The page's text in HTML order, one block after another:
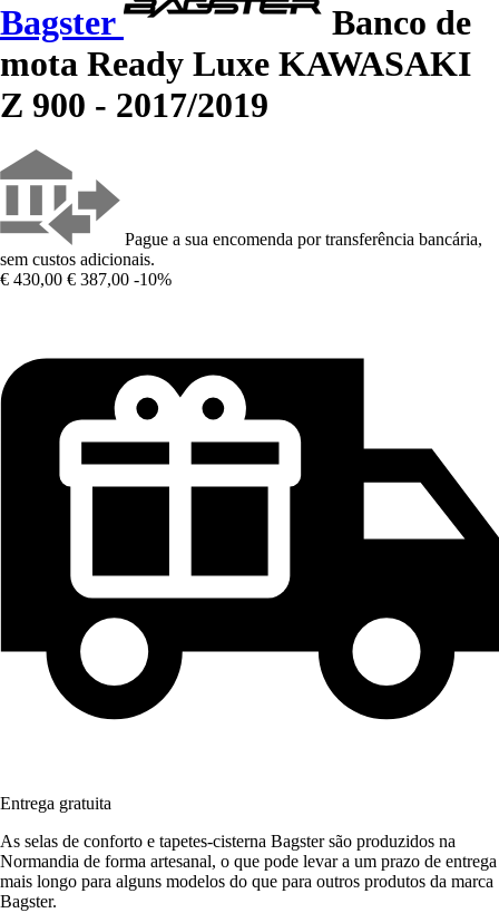
Bagster
Banco de
mota Ready Luxe KAWASAKI
Z 900 - 2017/2019
Pague a sua encomenda por transferência bancária,
sem custos adicionais.
€ 430,00 € 387,00 -10%
Entrega gratuita
As selas de conforto e tapetes-cisterna Bagster são produzidos na
Normandia de forma artesanal, o que pode levar a um prazo de entrega
mais longo para alguns modelos do que para outros produtos da marca
Bagster.